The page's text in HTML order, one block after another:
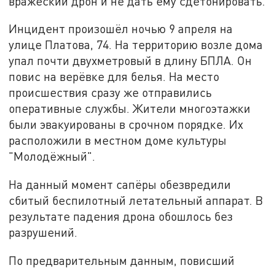
Инцидент произошёл ночью 9 апреля на
улице Платова, 74. На территорию возле дома
упал почти двухметровый в длину БПЛА. Он
повис на верёвке для белья. На место
происшествия сразу же отправились
оперативные службы. Жители многоэтажки
были эвакуированы в срочном порядке. Их
расположили в местном доме культуры
"Молодёжный".
На данный момент сапёры обезвредили
сбитый беспилотный летательный аппарат. В
результате падения дрона обошлось без
разрушений.
По предварительным данным, повисший